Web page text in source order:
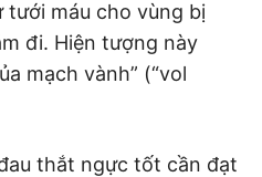
tưới máu cho vùng bị
đi. Hiện tượng này
mạch vành” (“vol
thắt ngực tốt cần đạt